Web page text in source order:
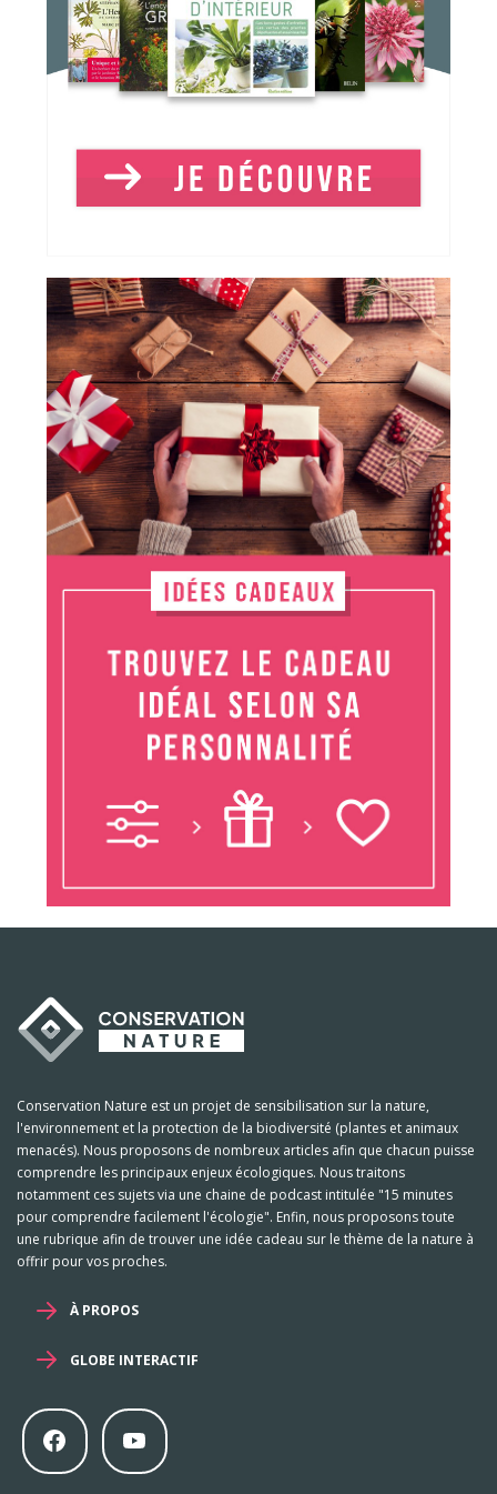
Conservation Nature est un projet de sensibilisation sur la nature,
l'environnement et la protection de la biodiversité (plantes et animaux
menacés). Nous proposons de nombreux articles afin que chacun puisse
comprendre les principaux enjeux écologiques. Nous traitons
notamment ces sujets via une chaine de podcast intitulée "15 minutes
pour comprendre facilement l'écologie". Enfin, nous proposons toute
une rubrique afin de trouver une idée cadeau sur le thème de la nature à
offrir pour vos proches.
À PROPOS
GLOBE INTERACTIF